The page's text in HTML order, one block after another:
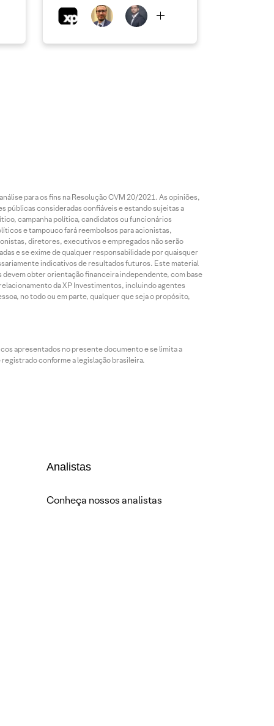
para os fins na Resolução CVM 20/2021. As opiniões,
públicas consideradas confiáveis e estando sujeitas a
campanha política, candidatos ou funcionários
e tampouco fará reembolsos para acionistas,
diretores, executivos e empregados não serão
e se exime de qualquer responsabilidade por quaisquer
indicativos de resultados futuros. Este material
obter orientação financeira independente, com base
da XP Investimentos, incluindo agentes
no todo ou em parte, qualquer que seja o propósito,
apresentados no presente documento e se limita a
conforme a legislação brasileira.
Analistas
Conheça nossos analistas